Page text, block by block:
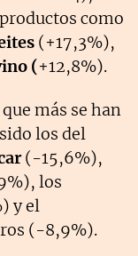
como
(+17,3%),
(+12,8%).
más se han
los del
(-15,6%),
los
y el
(-8,9%).